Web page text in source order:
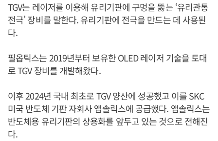
TGV는 레이저를 이용해 유리기판에 구멍을 뚫는 ‘유리관통
전극’ 장비를 말한다. 유리기판에 전극을 만드는 데 사용된
다.
필옵틱스는 2019년부터 보유한 OLED 레이저 기술을 토대
로 TGV 장비를 개발해왔다.
이후 2024년 국내 최초로 TGV 양산에 성공했고 이를 SKC
미국 반도체 기판 자회사 앱솔릭스에 공급했다. 앱솔릭스는
반도체용 유리기판의 상용화를 앞두고 있는 것으로 전해진
다.